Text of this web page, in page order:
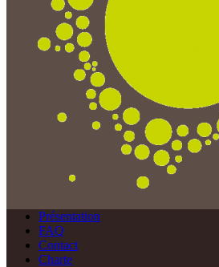
Présentation
FAQ
Contact
Charte